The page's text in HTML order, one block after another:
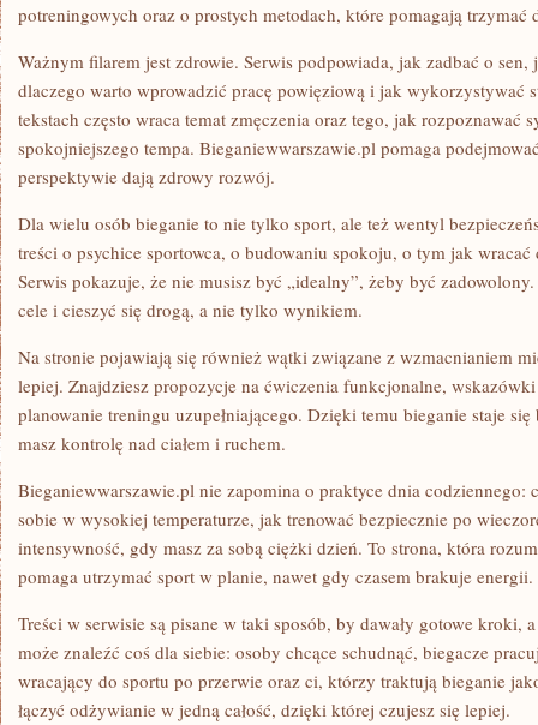
potreningowych oraz o prostych metodach, które pomagają
Ważnym filarem jest zdrowie. Serwis podpowiada, jak zadbać o sen,
dlaczego warto wprowadzić pracę powięziową i jak wykorzystywać
tekstach często wraca temat zmęczenia oraz tego, jak rozpoznawać
spokojniejszego tempa. Bieganiewwarszawie.pl pomaga
perspektywie dają zdrowy rozwój.
Dla wielu osób bieganie to nie tylko sport, ale też wentyl
treści o psychice sportowca, o budowaniu spokoju, o tym jak
Serwis pokazuje, że nie musisz być „idealny”, żeby być
cele i cieszyć się drogą, a nie tylko wynikiem.
Na stronie pojawiają się również wątki związane z wzmacnianiem
lepiej. Znajdziesz propozycje na ćwiczenia funkcjonalne,
planowanie treningu uzupełniającego. Dzięki temu bieganie staje
masz kontrolę nad ciałem i ruchem.
Bieganiewwarszawie.pl nie zapomina o praktyce dnia codziennego:
sobie w wysokiej temperaturze, jak trenować bezpiecznie po
intensywność, gdy masz za sobą ciężki dzień. To strona, która
pomaga utrzymać sport w planie, nawet gdy czasem brakuje energii.
Treści w serwisie są pisane w taki sposób, by dawały gotowe kroki,
może znaleźć coś dla siebie: osoby chcące schudnąć, biegacze
wracający do sportu po przerwie oraz ci, którzy traktują bieganie
łączyć odżywianie w jedną całość, dzięki której czujesz się lepiej.